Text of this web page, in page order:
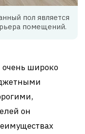
пол является
помещений.
очень широко
он